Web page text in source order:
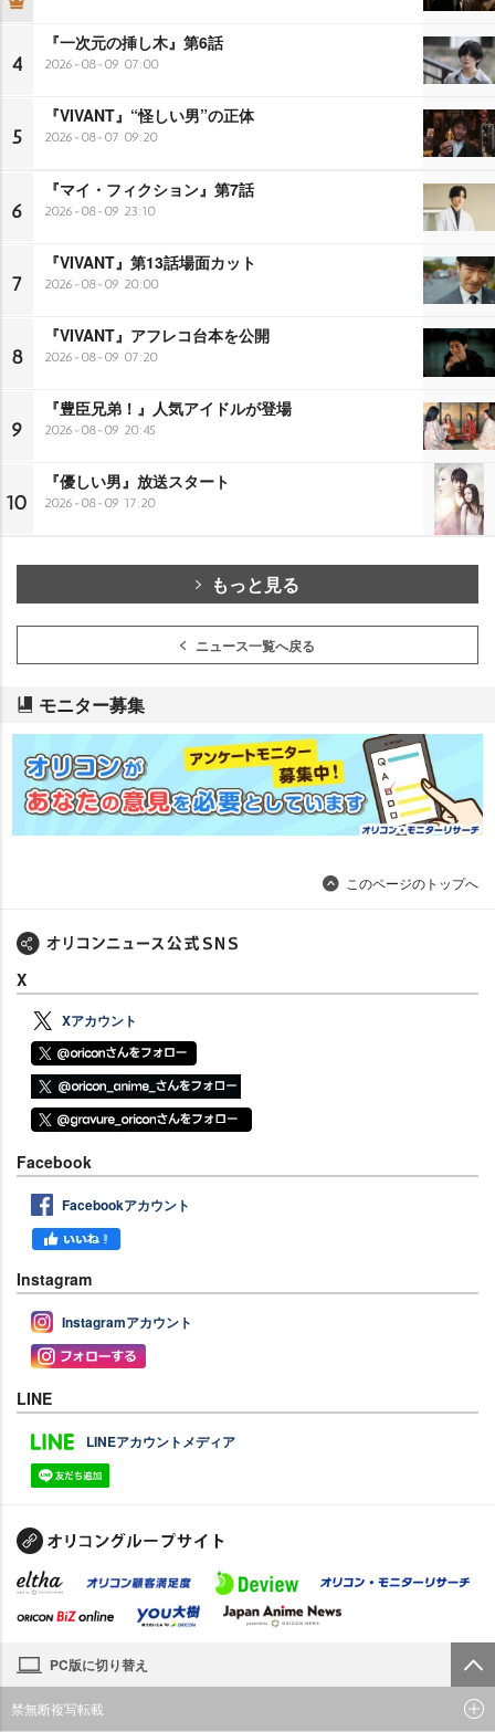
4
『一次元の挿し木』第6話
2026-08-09 07:00
5
『VIVANT』“怪しい男”の正体
2026-08-07 09:20
6
『マイ・フィクション』第7話
2026-08-09 23:10
7
『VIVANT』第13話場面カット
2026-08-09 20:00
8
『VIVANT』アフレコ台本を公開
2026-08-09 07:20
9
『豊臣兄弟！』人気アイドルが登場
2026-08-09 20:45
10
『優しい男』放送スタート
2026-08-09 17:20
もっと見る
ニュース一覧へ戻る
モニター募集
このページのトップへ
X
Xアカウント
Facebook
Facebookアカウント
Instagram
Instagramアカウント
LINE
LINEアカウントメディア
PC版に切り替え
禁無断複写転載